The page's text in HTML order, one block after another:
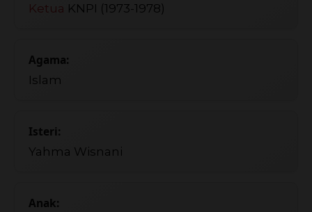
Ketua KNPI (1973-1978)
Agama:
Islam
Isteri:
Yahma Wisnani
Anak: